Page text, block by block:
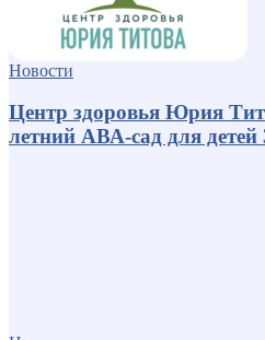
Новости
Центр здоровья Юрия
летний АВА-сад для детей